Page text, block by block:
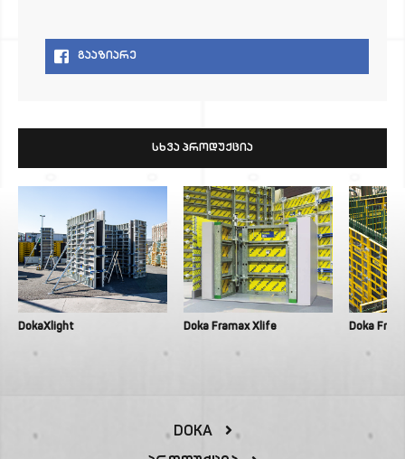
ᲒᲐᲐᲖᲘᲐᲠᲔ
ᲡᲮᲕᲐ ᲞᲠᲝᲓᲣᲥᲪᲘᲐ
DokaXlight Doka Framax Xlife Doka
DOKA